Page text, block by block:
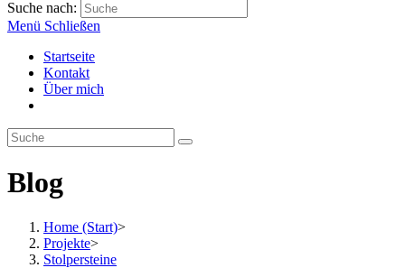
Suche nach:
Menü Schließen
Startseite
Kontakt
Über mich
Blog
Home (Start)>
Projekte>
Stolpersteine